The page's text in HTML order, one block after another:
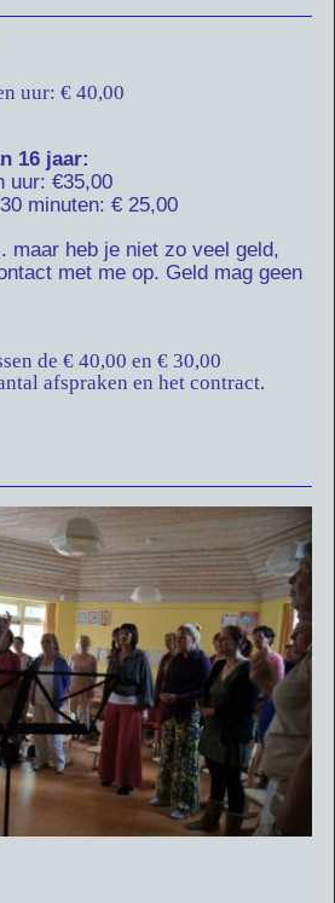
uur: € 40,00
16 jaar:
uur: €35,00
30 minuten: € 25,00
maar heb je niet zo veel geld,
met me op. Geld mag geen
de € 40,00 en € 30,00
afspraken en het contract.